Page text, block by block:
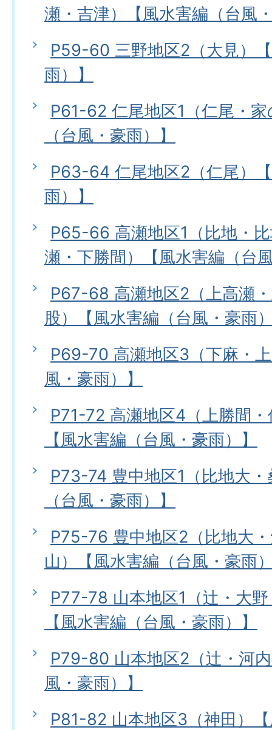
瀬・吉津）【風水害編（台風
P59-60 三野地区2（大見）
雨）】
P61-62 仁尾地区1（仁尾・
（台風・豪雨）】
P63-64 仁尾地区2（仁尾）
雨）】
P65-66 高瀬地区1（比地・
瀬・下勝間）【風水害編（台
P67-68 高瀬地区2（上高瀬
股）【風水害編（台風・豪雨
P69-70 高瀬地区3（下麻・
風・豪雨）】
P71-72 高瀬地区4（上勝間
【風水害編（台風・豪雨）】
P73-74 豊中地区1（比地大
（台風・豪雨）】
P75-76 豊中地区2（比地大
山）【風水害編（台風・豪雨
P77-78 山本地区1（辻・大
【風水害編（台風・豪雨）】
P79-80 山本地区2（辻・河
風・豪雨）】
P81-82 山本地区3（神田）